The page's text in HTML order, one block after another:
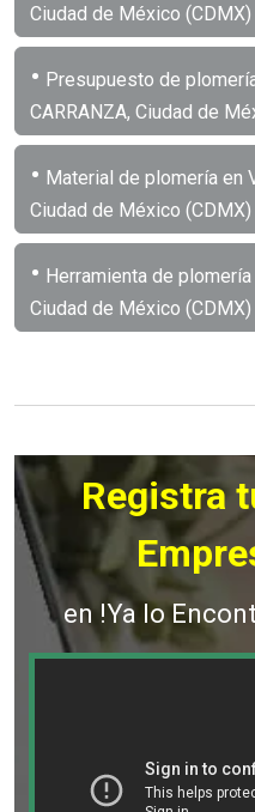
Ciudad de México (CDMX)
• Presupuesto de
CARRANZA, Ciudad de
• Material de plomería en
Ciudad de México (CDMX)
• Herramienta de plomería
Ciudad de México (CDMX)
Registra
en !Ya lo